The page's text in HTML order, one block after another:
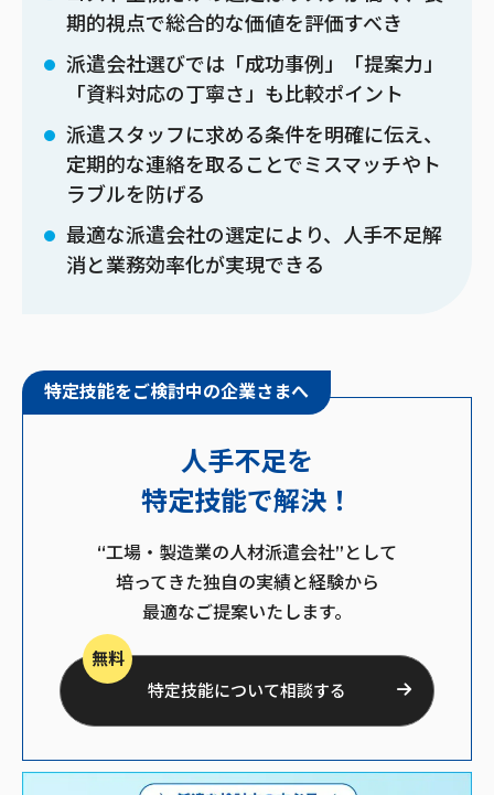
期的視点で総合的な価値を評価すべき
派遣会社選びでは「成功事例」「提案力」
「資料対応の丁寧さ」も比較ポイント
派遣スタッフに求める条件を明確に伝え、
定期的な連絡を取ることでミスマッチやト
ラブルを防げる
最適な派遣会社の選定により、人手不足解
消と業務効率化が実現できる
特定技能をご検討中の企業さまへ
人手不足を
特定技能で解決！
“工場・製造業の人材派遣会社”として
培ってきた独自の実績と経験から
最適なご提案いたします。
無料
特定技能について相談する